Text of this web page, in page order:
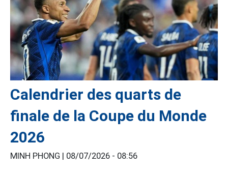
Calendrier des quarts de
finale de la Coupe du Monde
2026
MINH PHONG | 08/07/2026 - 08:56